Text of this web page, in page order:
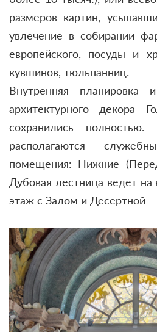
размеров картин,
увлечение в собирании
европейского, посуды и
кувшинов, тюльпанниц.
Внутренняя планировка
архитектурного декора
сохранились
располагаются
помещения: Нижние
Дубовая лестница ведет
этаж с Залом и Десертной